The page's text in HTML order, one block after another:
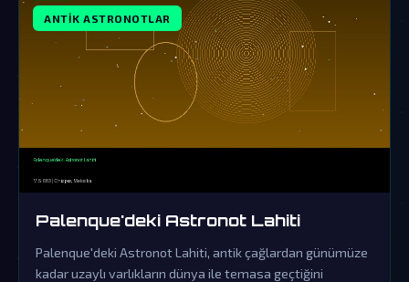
ANTIK ASTRONOTLAR
Palenque'deki Astronot Lahiti
Palenque'deki Astronot Lahiti, antik çağlardan günümüze
kadar uzaylı varlıkların dünya ile temasa geçtiğini